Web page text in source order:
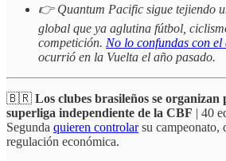
👉 Quantum Pacific sigue tejiendo
global que ya aglutina fútbol,
competición. No lo confundas con
ocurrió en la Vuelta el año pasado.
🇧🇷 Los clubes brasileños se organizan
superliga independiente de la CBF | 40
Segunda quieren controlarsu campeonato,
regulación económica.